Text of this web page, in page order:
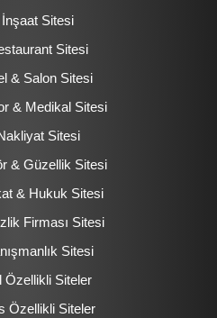
İnşaat Sitesi
Sitesi
& Salon Sitesi
& Medikal Sitesi
Sitesi
& Güzellik Sitesi
& Hukuk Sitesi
Firması Sitesi
Sitesi
Özellikli Siteler
Özellikli Siteler